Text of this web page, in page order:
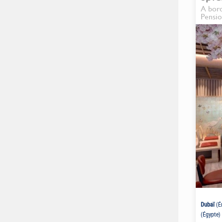
A
Dubaï
(Égypte)